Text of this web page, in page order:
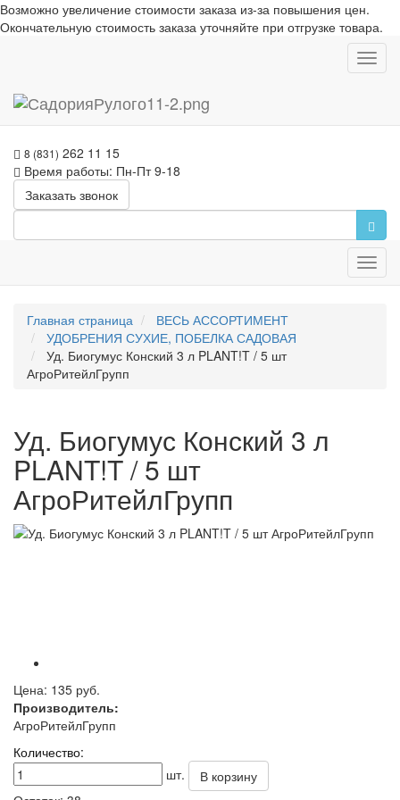
Возможно увеличение стоимости заказа из-за повышения цен.
Окончательную стоимость заказа уточняйте при отгрузке товара.
8 (831) 262 11 15
Время работы: Пн-Пт 9-18
Заказать звонок
Главная страница
ВЕСЬ АССОРТИМЕНТ
УДОБРЕНИЯ СУХИЕ, ПОБЕЛКА САДОВАЯ
Уд. Биогумус Конский 3 л PLANT!T / 5 шт
АгроРитейлГрупп
Уд. Биогумус Конский 3 л
PLANT!T / 5 шт
АгроРитейлГрупп
Цена: 135 руб.
Производитель:
АгроРитейлГрупп
Количество:
шт.
В корзину